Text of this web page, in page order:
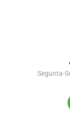
Segunta-